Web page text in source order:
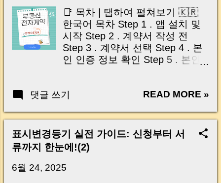
이는 가장 긴장되는 순간 입니다. 실제로 제가
중개 현장에서 겪었던 일입니다. 금요일 오후 3
시, 이체 한도에 막혀 송금이 멈췄고 그 자리에
서 계약이 무산될 뻔한 아찔한 상황이 있었습니
다. 또 어떤 분은 이렇게 말씀하십니다. “내 대출
인데 왜 내 통장으로 안 들어오죠?” “매도인이 대
사실은 ‘구조’를 몰라서 생기는 걱정입니다. 그래
서 오늘은 잔금일에 실제로 돈이 어떻게 움직이
는지, 왜 사고가 나는지, 그리고 무엇을 꼭 준비
드리겠습니다. 이 글 하나만 제대로 이해하시면,
잔금일이 더 이상 두려운 날이 아니라 “내 집을
Introduction (Tap to expand) Have you ever
📑 목차 | 탭하여 펼쳐보기 🇰🇷
한국어 목차 Step 1 . 앱 설치 및
시작 Step 2 . 계약서 작성 전
Step 3 . 계약서 선택 Step 4 . 본
인 인증 정보 확인 Step 5 . 본인
력 Step 8 . 인증번호 입력 Step 9
내용 확인 Step 11 . 전자서명
Step 12 . 계약 완료 마무리하며
🇺🇸 English Table of Contents
Step 1 . Install the App and Get
Started Step 2 . Before Creating
댓글 쓰기 READ MORE »
표시변경등기 실전 가이드: 신청부터 서
류까지 한눈에!(2)
6월 24, 2025